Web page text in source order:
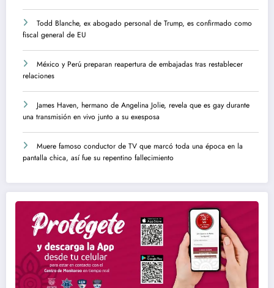
Todd Blanche, ex abogado personal de Trump, es confirmado como
fiscal general de EU
México y Perú preparan reapertura de embajadas tras restablecer
relaciones
James Haven, hermano de Angelina Jolie, revela que es gay durante
una transmisión en vivo junto a su exesposa
Muere famoso conductor de TV que marcó toda una época en la
pantalla chica, así fue su repentino fallecimiento